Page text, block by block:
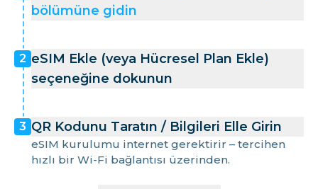
bölümüne gidin
2 eSIM Ekle (veya Hücresel Plan Ekle)
seçeneğine dokunun
3 QR Kodunu Taratın / Bilgileri Elle Girin
eSIM kurulumu internet gerektirir – tercihen
hızlı bir Wi-Fi bağlantısı üzerinden.